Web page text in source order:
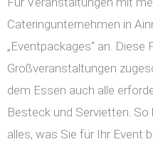
Cateringunternehmen in
„Eventpackages“ an.
Großveranstaltungen
dem Essen auch alle
Besteck und Servietten.
alles, was Sie für Ihr Event